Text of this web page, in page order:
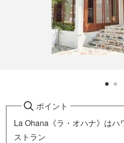
ポイント
La Ohana《ラ・オハナ》はハ
ストラン